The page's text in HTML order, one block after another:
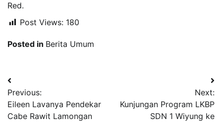
Red.
Post Views: 180
Posted in Berita Umum
Navigasi
pos
Previous:
Eileen Lavanya Pendekar
Cabe Rawit Lamongan
Next:
Kunjungan Program LKBP
SDN 1 Wiyung ke